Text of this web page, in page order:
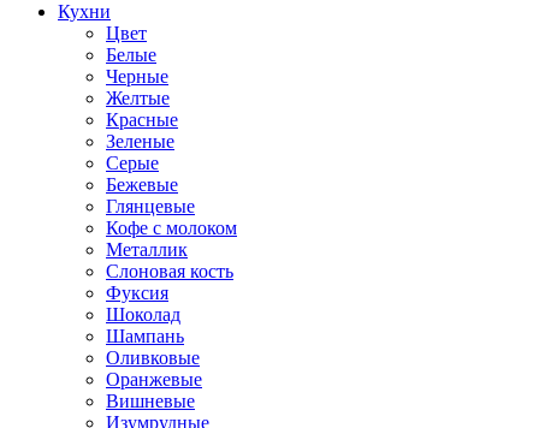
Кухни
Цвет
Белые
Черные
Желтые
Красные
Зеленые
Серые
Бежевые
Глянцевые
Кофе с молоком
Металлик
Слоновая кость
Фуксия
Шоколад
Шампань
Оливковые
Оранжевые
Вишневые
Изумрудные